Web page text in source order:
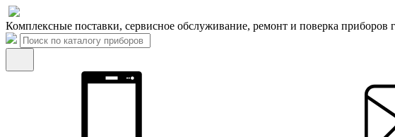
Комплексные поставки, сервисное обслуживание, ремонт и поверка приборов